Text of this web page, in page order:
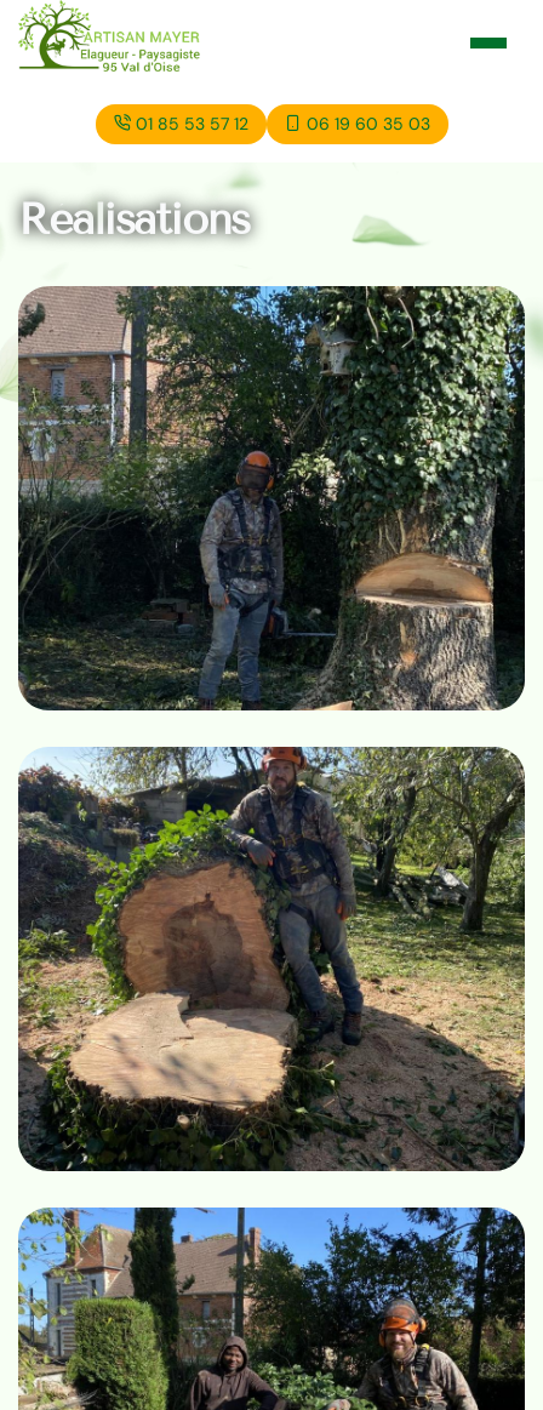
01 85 53 57 12 06 19 60 35 03
Réalisations